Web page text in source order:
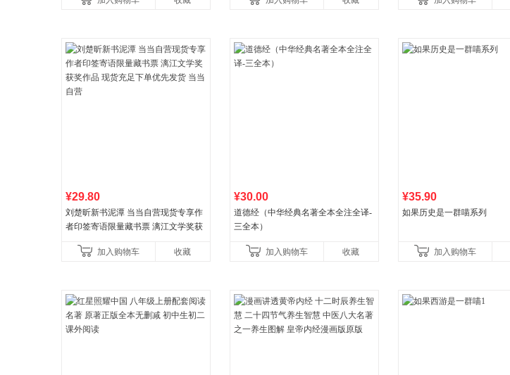
养好品质，发现快
比你听说的还要
¥29.80
刘楚昕新书泥潭 当当自营现货专享作
者印签寄语限量藏书票 漓江文学奖获
加入购物车 收藏
¥30.00
道德经（中华经典名著全本全注全译-
三全本）
加入购物车 收藏
¥35.90
如果历史是一群喵系列
加入购物车